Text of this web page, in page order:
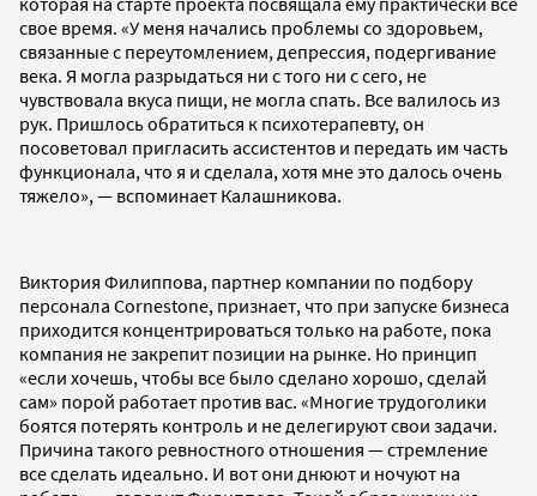
свое время. «У меня начались проблемы со здоровьем,
связанные с переутомлением, депрессия, подергивание
века. Я могла разрыдаться ни с того ни с сего, не
чувствовала вкуса пищи, не могла спать. Все валилось из
рук. Пришлось обратиться к психотерапевту, он
посоветовал пригласить ассистентов и передать им часть
функционала, что я и сделала, хотя мне это далось очень
тяжело», — вспоминает Калашникова.
Виктория Филиппова, партнер компании по подбору
персонала Cornestone, признает, что при запуске бизнеса
приходится концентрироваться только на работе, пока
компания не закрепит позиции на рынке. Но принцип
«если хочешь, чтобы все было сделано хорошо, сделай
сам» порой работает против вас. «Многие трудоголики
боятся потерять контроль и не делегируют свои задачи.
Причина такого ревностного отношения — стремление
все сделать идеально. И вот они днюют и ночуют на